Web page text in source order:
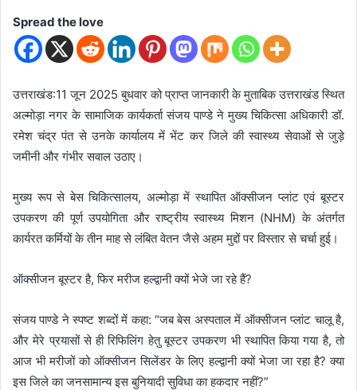
Spread the love
उत्तराखंड:11 जून 2025 बुधवार को प्राप्त जानकारी के मुताबिक उत्तराखंड स्थित
अल्मोड़ा नगर के सामाजिक कार्यकर्ता संजय पाण्डे ने मुख्य चिकित्सा अधिकारी डॉ.
रमेश चंद्र पंत से उनके कार्यालय में भेंट कर जिले की स्वास्थ्य सेवाओं से जुड़े
जमीनी और गंभीर सवाल उठाए।
मुख्य रूप से बेस चिकित्सालय, अल्मोड़ा में स्थापित ऑक्सीजन प्लांट एवं बूस्टर
उपकरण की पूर्ण उपयोगिता और राष्ट्रीय स्वास्थ्य मिशन (NHM) के अंतर्गत
कार्यरत कर्मियों के तीन माह से लंबित वेतन जैसे अहम मुद्दों पर विस्तार से चर्चा हुई।
ऑक्सीजन बूस्टर है, फिर मरीज हल्द्वानी क्यों भेजे जा रहे हैं?
संजय पाण्डे ने स्पष्ट शब्दों में कहा: “जब बेस अस्पताल में ऑक्सीजन प्लांट चालू है,
और मेरे प्रयासों से ही रिफिलिंग हेतु बूस्टर उपकरण भी स्थापित किया गया है, तो
आज भी मरीजों को ऑक्सीजन सिलेंडर के लिए हल्द्वानी क्यों भेजा जा रहा है? क्या
इस जिले का जनसामान्य इस बुनियादी सुविधा का हकदार नहीं?”